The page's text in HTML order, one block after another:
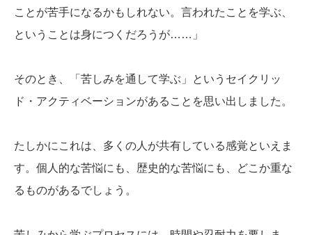
ことが苦手になるかもしれない。言われたことを学ぶ、
ということは身につくだろうが……」
そのとき、「苦しみを通して学ぶ」というセイクリッ
ド・アクティベーションがあることを思い出しました。
たしかにこれは、多くの人が共有している感覚といえま
す。個人的な苦悩にも、歴史的な苦悩にも、どこか重な
るものがあるでしょう。